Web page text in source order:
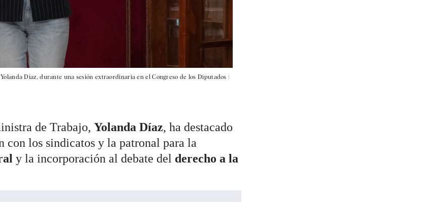
Díaz, durante una sesión extraordinaria en el Congreso de los Diputados |
de Trabajo,Yolanda Díaz, ha destacado
con los sindicatos y la patronal para la
y la incorporación al debate del derecho a la